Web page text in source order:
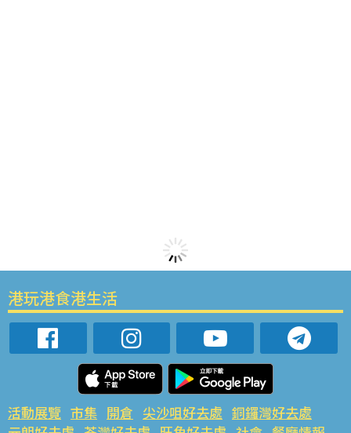
港玩港食港生活
活動展覽 市集 開倉 尖沙咀好去處 銅鑼灣好去處